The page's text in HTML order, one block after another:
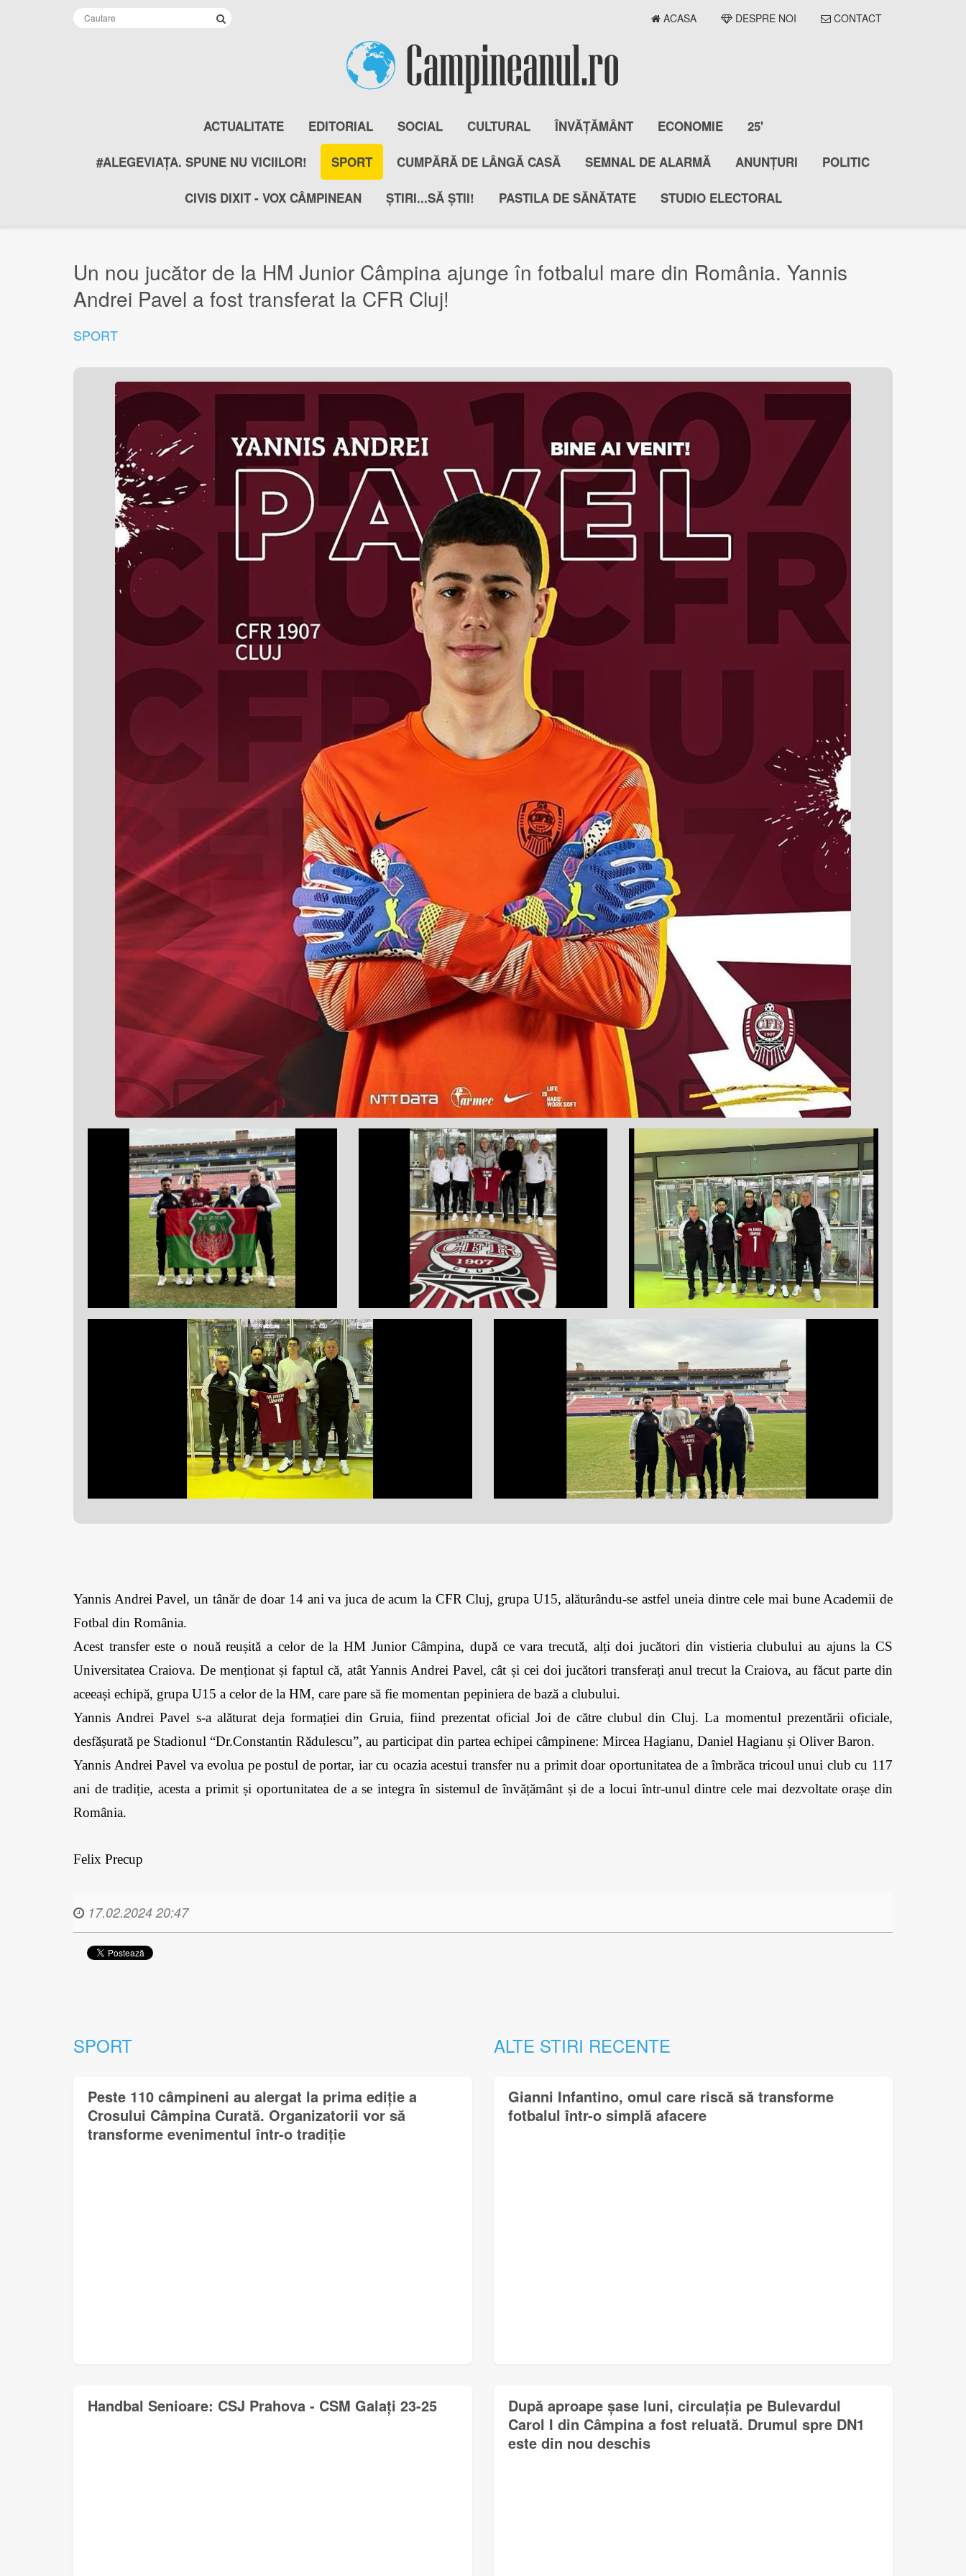
ACASA DESPRE NOI CONTACT
ACTUALITATE EDITORIAL SOCIAL CULTURAL ÎNVĂȚĂMÂNT ECONOMIE 25'
#ALEGEVIAȚA. SPUNE NU VICIILOR! SPORT CUMPĂRĂ DE LÂNGĂ CASĂ SEMNAL DE ALARMĂ ANUNȚURI POLITIC
CIVIS DIXIT - VOX CÂMPINEAN ȘTIRI...SĂ ȘTII! PASTILA DE SĂNĂTATE STUDIO ELECTORAL
Un nou jucător de la HM Junior Câmpina ajunge în fotbalul mare din România. Yannis
Andrei Pavel a fost transferat la CFR Cluj!
SPORT
Yannis Andrei Pavel, un tânăr de doar 14 ani va juca de acum la CFR Cluj, grupa U15, alăturându-se astfel uneia dintre cele mai bune Academii de
Fotbal din România.
Acest transfer este o nouă reușită a celor de la HM Junior Câmpina, după ce vara trecută, alți doi jucători din vistieria clubului au ajuns la CS
Universitatea Craiova. De menționat și faptul că, atât Yannis Andrei Pavel, cât și cei doi jucători transferați anul trecut la Craiova, au făcut parte din
aceeași echipă, grupa U15 a celor de la HM, care pare să fie momentan pepiniera de bază a clubului.
Yannis Andrei Pavel s-a alăturat deja formației din Gruia, fiind prezentat oficial Joi de către clubul din Cluj. La momentul prezentării oficiale,
desfășurată pe Stadionul “Dr.Constantin Rădulescu”, au participat din partea echipei câmpinene: Mircea Hagianu, Daniel Hagianu și Oliver Baron.
Yannis Andrei Pavel va evolua pe postul de portar, iar cu ocazia acestui transfer nu a primit doar oportunitatea de a îmbrăca tricoul unui club cu 117
ani de tradiție, acesta a primit și oportunitatea de a se integra în sistemul de învățământ și de a locui într-unul dintre cele mai dezvoltate orașe din
România.
Felix Precup
17.02.2024 20:47
SPORT
Peste 110 câmpineni au alergat la prima ediție a
Crosului Câmpina Curată. Organizatorii vor să
transforme evenimentul într-o tradiție
Handbal Senioare: CSJ Prahova - CSM Galați 23-25
ALTE STIRI RECENTE
Gianni Infantino, omul care riscă să transforme
fotbalul într-o simplă afacere
După aproape șase luni, circulația pe Bulevardul
Carol I din Câmpina a fost reluată. Drumul spre DN1
este din nou deschis